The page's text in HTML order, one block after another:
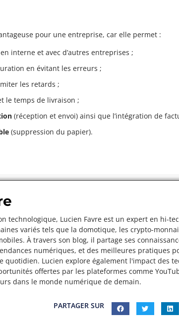
pour une entreprise, car elle permet :
interne et avec d’autres entreprises ;
en évitant les erreurs ;
les retards ;
le temps de livraison ;
(réception et envoi) ainsi que l’intégration de
(suppression du papier).
technologique, Lucien Favre est un expert en hi-
variés tels que la domotique, les crypto-
À travers son blog, il partage ses
numériques, et des meilleures pratiques
quotidien. Lucien explore également l'impact des
offertes par les plateformes comme
dans le monde numérique de demain.
PARTAGER SUR